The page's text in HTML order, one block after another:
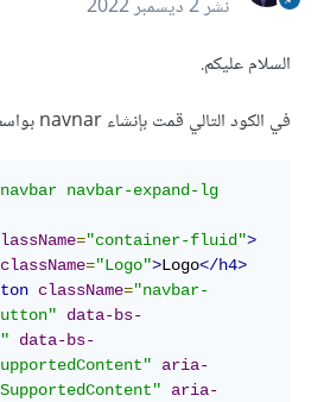
نشر2 ديسمبر 2022
السلام عليكم.
في الكود التالي قمت بإنشاء navnar بواسطة bootstrap.
navbar-expand-lg
="container-fluid">
className="Logo">Logo</h4>
className="navbar-
data-bs-
data-bs-
aria-
aria-